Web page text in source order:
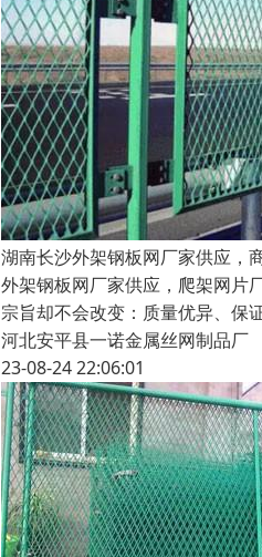
湖南长沙外架钢板网厂家供应，
外架钢板网厂家供应，爬架网片
宗旨却不会改变：质量优异、保
河北安平县一诺金属丝网制品厂
23-08-24 22:06:01